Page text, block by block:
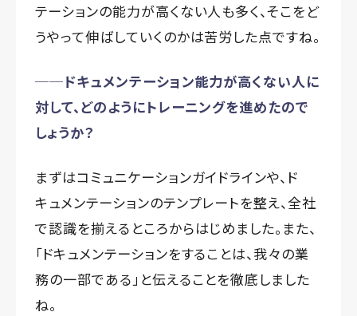
テーションの能力が高くない人も多く、そこをど
うやって伸ばしていくのかは苦労した点ですね。
──ドキュメンテーション能力が高くない人に
対して、どのようにトレーニングを進めたので
しょうか？
まずはコミュニケーションガイドラインや、ド
キュメンテーションのテンプレートを整え、全社
で認識を揃えるところからはじめました。また、
「ドキュメンテーションをすることは、我々の業
務の一部である」と伝えることを徹底しました
ね。